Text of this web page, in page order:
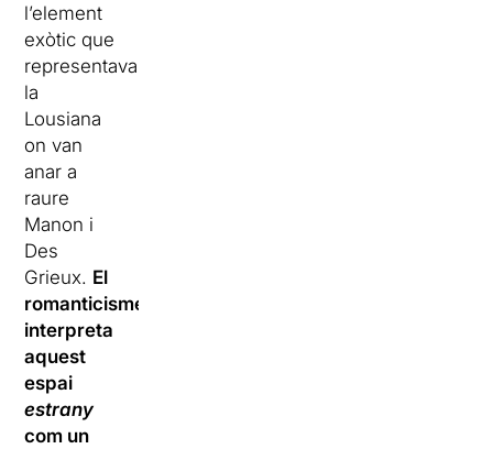
l’element
exòtic que
representava
la
Lousiana
on van
anar a
raure
Manon i
Des
Grieux. El
romanticisme
interpreta
aquest
espai
estrany
com un